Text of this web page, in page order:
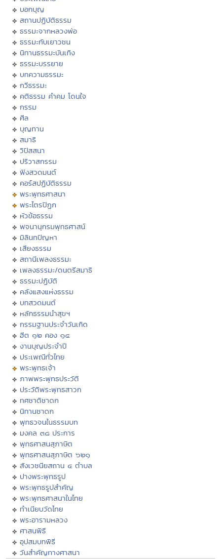
บอกบุญ
สถานปฏิบัติธรรม
ธรรมะจากหลวงพ่อ
ธรรมะกับเยาวชน
นิทานธรรมะบันเทิง
ธรรมะบรรยาย
บทความธรรมะ
กวีธรรมะ
คติธรรม คำคม โดนใจ
กรรม
ศีล
บุญทาน
สมาธิ
วิปัสสนา
ปริวาสกรรม
ฟังสวดมนต์
คอร์สปฏิบัติธรรม
พระพุทธศาสนา
พระไตรปิฏก
หัวข้อธรรม
พจนานุกรมพุทธศาสน์
มิลินทปัญหา
เสียงธรรม
สถานีเพลงธรรมะ
เพลงธรรมะ/ดนตรีสมาธิ
ธรรมะปฏิบัติ
คลังแสงแห่งธรรม
บทสวดมนต์
หลักธรรมนำสุขฯ
กรรมฐานประจำวันเกิด
ฮีต ๑๒ คอง ๑๔
งานบุญประจำปี
ประเพณีทั่วไทย
พระพุทธเจ้า
ภาพพระพุทธประวัติ
ประวัติพระพุทธสาวก
ทศชาติชาดก
นิทานชาดก
พุทธวจนในธรรมบท
มงคล ๓๘ ประการ
พุทธศาสนสุภาษิต
พุทธศาสนสุภาษิต ๖๒๑
สังเวชนียสถาน ๔ ตำบล
ปางพระพุทธรูป
พระพุทธรูปสำคัญ
พระพุทธศาสนาในไทย
ทำเนียบวัดไทย
พระอารามหลวง
ศาสนพิธี
อุปสมบทพิธี
วันสำคัญทางศาสนา